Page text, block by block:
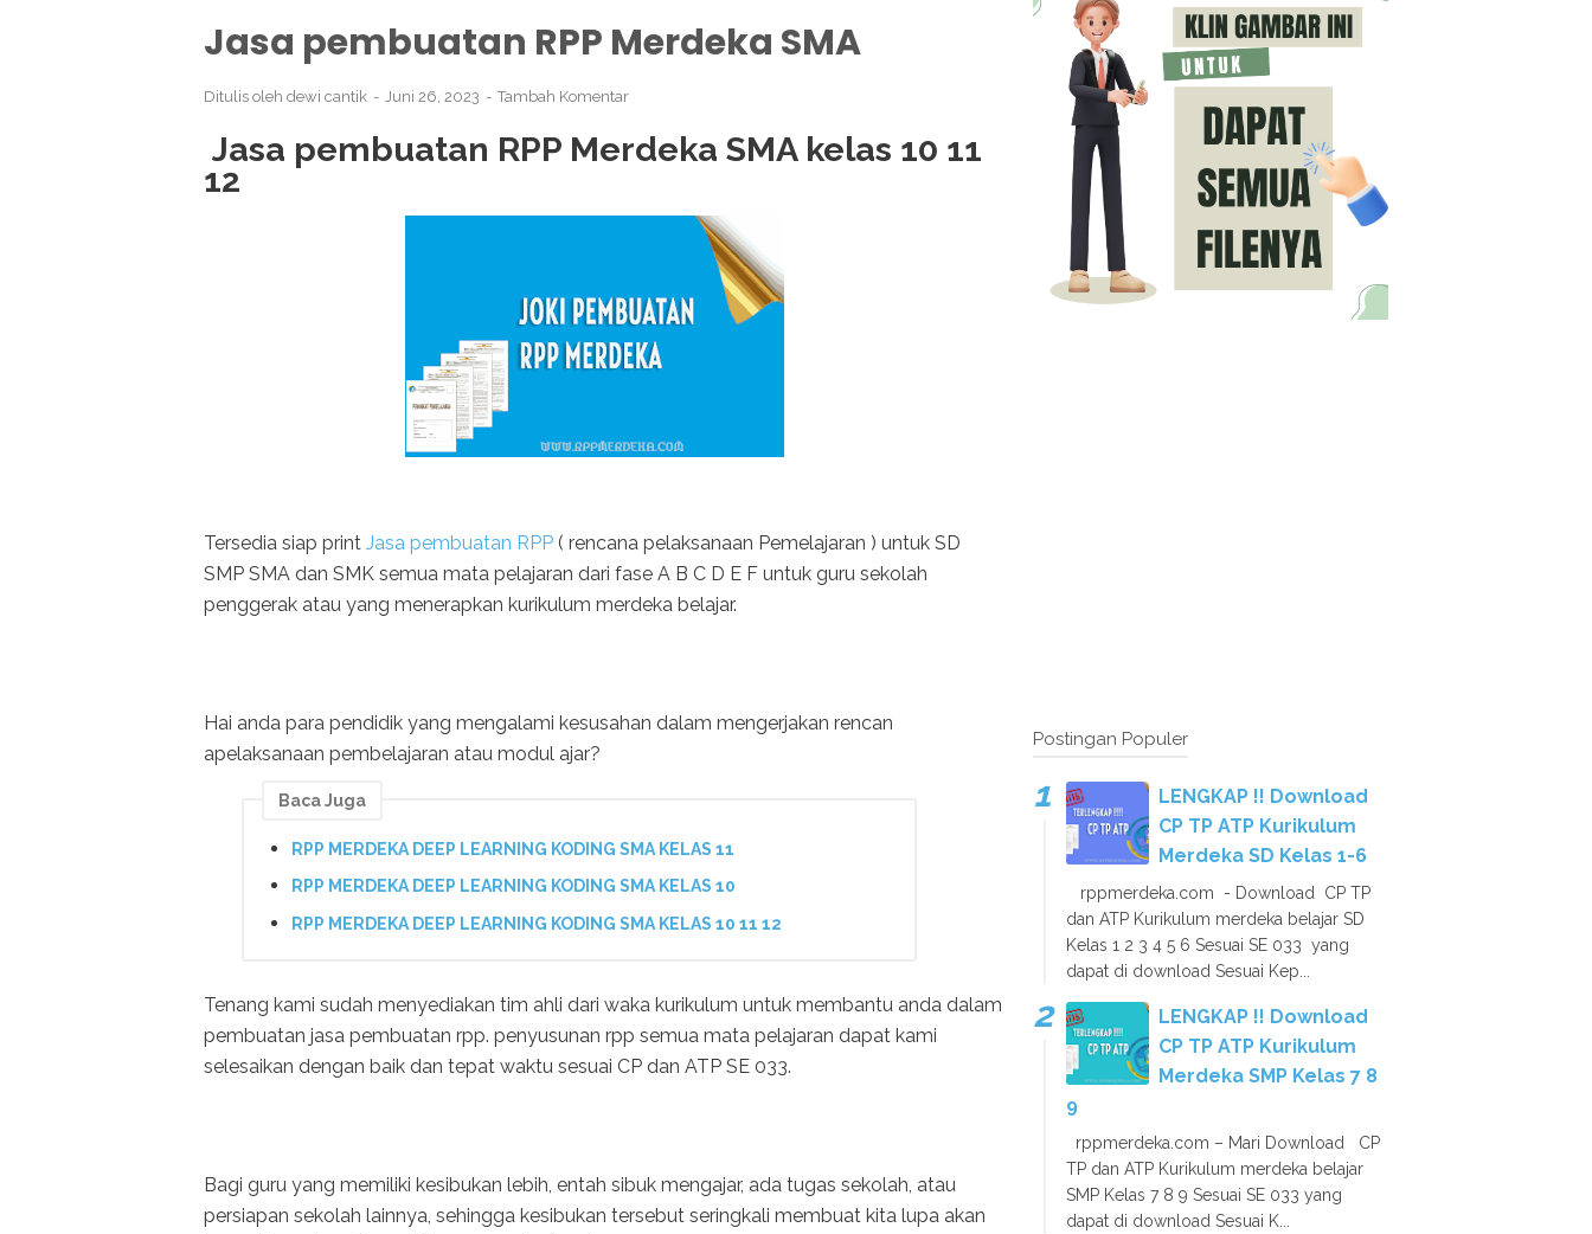
Jasa pembuatan RPP Merdeka SMA
Ditulis oleh dewi cantik Juni 26, 2023 Tambah Komentar
Jasa pembuatan RPP Merdeka SMA kelas 10 11
12
Tersedia siap print Jasa pembuatan RPP ( rencana pelaksanaan Pemelajaran ) untuk SD
SMP SMA dan SMK semua mata pelajaran dari fase A B C D E F untuk guru sekolah
penggerak atau yang menerapkan kurikulum merdeka belajar.
Hai anda para pendidik yang mengalami kesusahan dalam mengerjakan rencan
apelaksanaan pembelajaran atau modul ajar?
Baca Juga
RPP MERDEKA DEEP LEARNING KODING SMA KELAS 11
RPP MERDEKA DEEP LEARNING KODING SMA KELAS 10
RPP MERDEKA DEEP LEARNING KODING SMA KELAS 10 11 12
Tenang kami sudah menyediakan tim ahli dari waka kurikulum untuk membantu anda dalam
pembuatan jasa pembuatan rpp. penyusunan rpp semua mata pelajaran dapat kami
selesaikan dengan baik dan tepat waktu sesuai CP dan ATP SE 033.
Bagi guru yang memiliki kesibukan lebih, entah sibuk mengajar, ada tugas sekolah, atau
persiapan sekolah lainnya, sehingga kesibukan tersebut seringkali membuat kita lupa akan
Postingan Populer
LENGKAP !! Download
CP TP ATP Kurikulum
Merdeka SD Kelas 1-6
rppmerdeka.com - Download CP TP
dan ATP Kurikulum merdeka belajar SD
Kelas 1 2 3 4 5 6 Sesuai SE 033 yang
dapat di download Sesuai Kep...
LENGKAP !! Download
CP TP ATP Kurikulum
Merdeka SMP Kelas 7 8
9
rppmerdeka.com – Mari Download CP
TP dan ATP Kurikulum merdeka belajar
SMP Kelas 7 8 9 Sesuai SE 033 yang
dapat di download Sesuai K...